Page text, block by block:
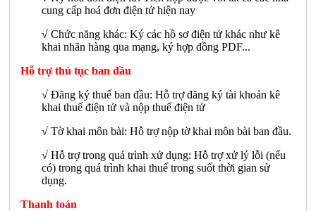
cung cấp hoá đơn điện tử hiện nay
√ Chức năng khác: Ký các hồ sơ điện tử khác như kê
khai nhãn hàng qua mạng, ký hợp đồng PDF...
Hỗ trợ thủ tục ban đầu
√ Đăng ký thuế ban đầu: Hỗ trợ đăng ký tài khoản kê
khai thuế điện tử và nộp thuế điện tử
√ Tờ khai môn bài: Hỗ trợ nộp tờ khai môn bài ban đầu.
√ Hỗ trợ trong quá trình xử dụng: Hỗ trợ xử lý lỗi (nếu
có) trong quá trình khai thuế trong suốt thời gian sử
dụng.
Thanh toán